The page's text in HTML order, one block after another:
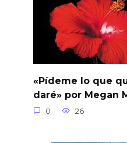
«Pídeme lo que
daré» por Megan
0 26